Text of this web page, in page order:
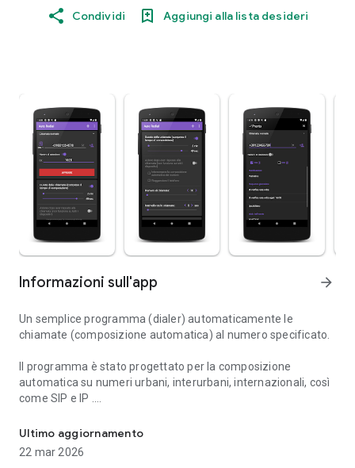
Condividi Aggiungi alla lista desideri
Informazioni sull'app arrow_forward
Un semplice programma (dialer) automaticamente le
chiamate (composizione automatica) al numero specificato.
Il programma è stato progettato per la composizione
automatica su numeri urbani, interurbani, internazionali, così
come SIP e IP .
L'applicazione supporta 2 (Due) Schede Sim.
Ultimo aggiornamento
22 mar 2026